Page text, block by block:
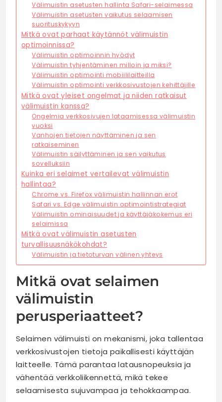
Välimuistin asetusten hallinta Safari-selaimessa
Välimuistin asetusten vaikutus selaamisen
suorituskykyyn
Mitkä ovat parhaat käytännöt välimuistin
optimoinnissa?
Välimuistin optimoinnin hyödyt
Välimuistin tyhjentäminen milloin ja miksi?
Välimuistin optimointi mobiililaitteilla
Välimuistin optimointi verkkosivustojen kehittäjille
Mitkä ovat yleiset ongelmat ja niiden ratkaisut
välimuistin kanssa?
Ongelmia verkkosivujen lataamisessa välimuistin
vuoksi
Vanhojen tietojen näyttäminen ja sen
ratkaiseminen
Välimuistin säilyttäminen ja sen vaikutus
sovelluksiin
Kuinka eri selaimet vertailevat välimuistin
hallintaa?
Chrome vs. Firefox välimuistin hallinnan erot
Safari vs. Edge välimuistin optimointistrategiat
Välimuistin ominaisuudet ja käyttäjäkokemus eri
selaimissa
Mitkä ovat välimuistin asetusten
turvallisuusnäkökohdat?
Välimuistin ja tietoturvan välinen yhteys
Mitkä ovat selaimen
välimuistin
perusperiaatteet?
Selaimen välimuisti on mekanismi, joka tallentaa
verkkosivustojen tietoja paikallisesti käyttäjän
laitteelle. Tämä parantaa latausnopeuksia ja
vähentää verkkoliikennettä, mikä tekee
selaamisesta sujuvampaa ja tehokkaampaa.